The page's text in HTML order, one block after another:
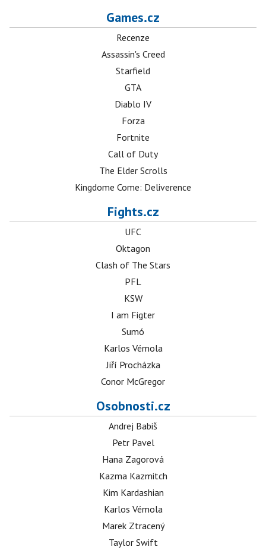
Games.cz
Recenze
Assassin's Creed
Starfield
GTA
Diablo IV
Forza
Fortnite
Call of Duty
The Elder Scrolls
Kingdome Come: Deliverence
Fights.cz
UFC
Oktagon
Clash of The Stars
PFL
KSW
I am Figter
Sumó
Karlos Vémola
Jiří Procházka
Conor McGregor
Osobnosti.cz
Andrej Babiš
Petr Pavel
Hana Zagorová
Kazma Kazmitch
Kim Kardashian
Karlos Vémola
Marek Ztracený
Taylor Swift